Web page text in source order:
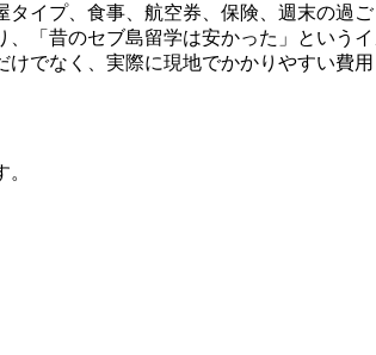
イプ、食事、航空券、保険、週末の過
「昔のセブ島留学は安かった」という
でなく、実際に現地でかかりやすい費